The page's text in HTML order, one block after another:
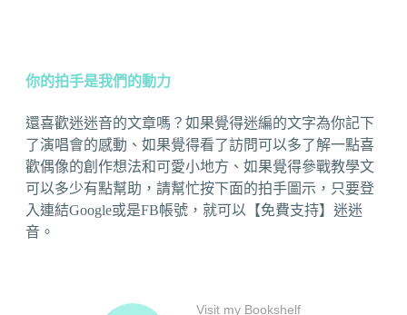
你的拍手是我們的動力
還喜歡迷迷音的文章嗎？如果覺得迷編的文字為你記下
了演唱會的感動、如果覺得看了訪問可以多了解一點喜
歡偶像的創作想法和可愛小地方、如果覺得參戰教學文
可以多少有點幫助，請幫忙按下面的拍手圖示，只要登
入連結Google或是FB帳號，就可以【免費支持】迷迷
音。